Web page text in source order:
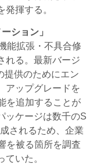
揮する。
ション」
能拡張・不具合修
れる。最新バージ
提供のためにエン
アップグレードを
を追加することが
ッケージは数千のS
されるため、企業
を被る箇所を調査
いた。